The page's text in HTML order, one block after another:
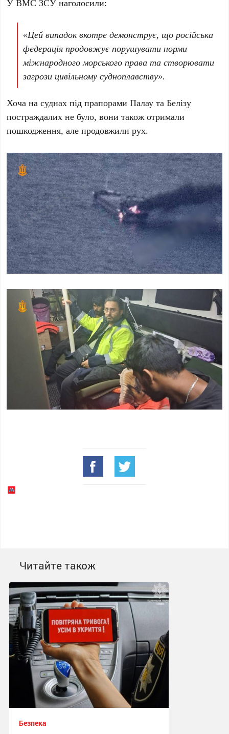
У ВМС ЗСУ наголосили:
«Цей випадок вкотре демонструє, що російська
федерація продовжує порушувати норми
міжнародного морського права та створювати
загрози цивільному судноплавству».
Хоча на суднах під прапорами Палау та Белізу
постраждалих не було, вони також отримали
пошкодження, але продовжили рух.
Читайте також
Безпека